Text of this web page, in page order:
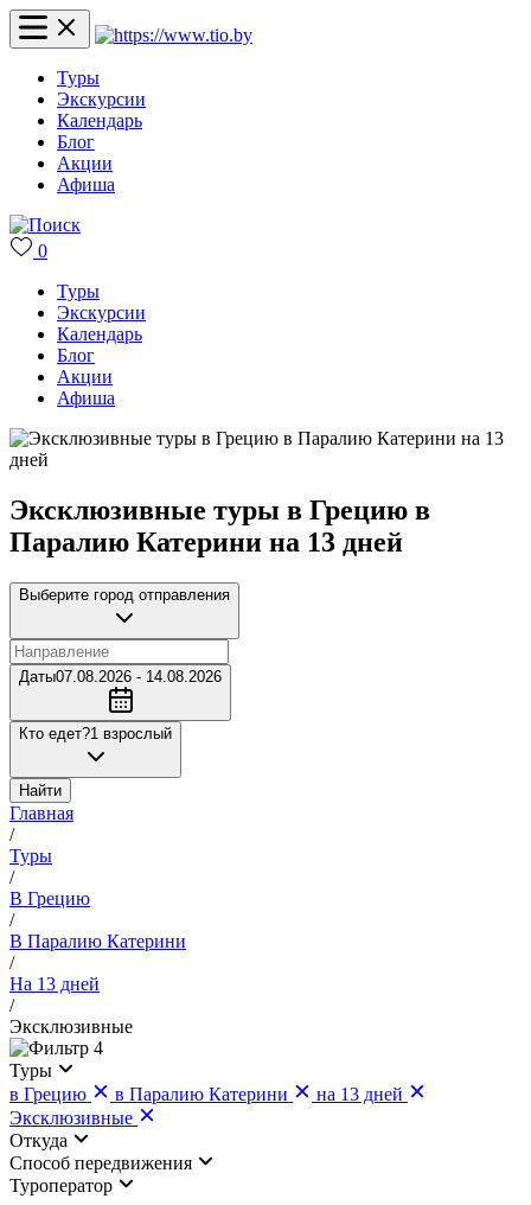
Туры
Экскурсии
Календарь
Блог
Акции
Афиша
0
Туры
Экскурсии
Календарь
Блог
Акции
Афиша
Эксклюзивные туры в Грецию в
Паралию Катерини на 13 дней
Выберите город отправления
Даты07.08.2026 - 14.08.2026
Кто едет?1 взрослый
Найти
Главная
/
Туры
/
В Грецию
/
В Паралию Катерини
/
На 13 дней
/
Эксклюзивные
4
Туры
в Грецию
в Паралию Катерини
на 13 дней
Эксклюзивные
Откуда
Cпособ передвижения
Туроператор